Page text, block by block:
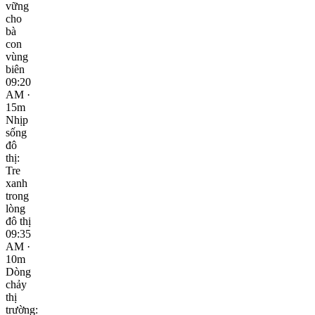
vững
cho
bà
con
vùng
biên
09:20
AM ·
15m
Nhịp
sống
đô
thị:
Tre
xanh
trong
lòng
đô thị
09:35
AM ·
10m
Dòng
chảy
thị
trường: